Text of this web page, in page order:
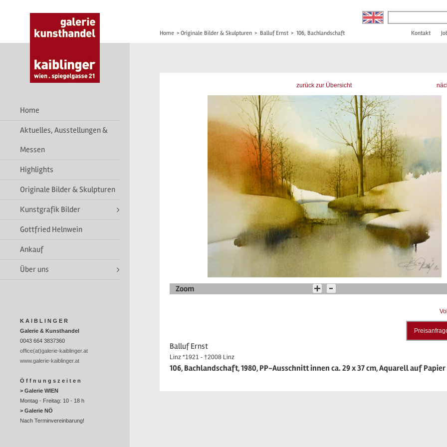
Home
Aktuelles, Ausstellungen &
Messen
Highlights
Originale Bilder & Skulpturen
Kunstgrafik Bilder
Gottfried Helnwein
Ankauf
Über uns
K A I B L I N G E R
Galerie & Kunsthandel
0043 664 3837360
office(at)galerie-kaiblinger.at
www.galerie-kaiblinger.at
Ö f f n u n g s z e i t e n
> Galerie WIEN
Montag - Freitag: 10 - 18 h
> Galerie NÖ
Nach Terminvereinbarung!
Home > Originale Bilder & Skulpturen > Balluf Ernst > 106, Bachlandschaft Kontakt
zurück zur Übersicht
Zoom
Balluf Ernst
Linz *1921 - †2008 Linz
106, Bachlandschaft, 1980, PP-Ausschnitt innen ca. 29 x 37 cm, Aquarell auf Papier